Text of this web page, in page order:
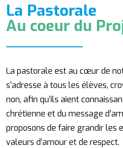
La Pastorale
Au coeur du
La pastorale est au cœur de
s’adresse à tous les élèves,
non, afin qu’ils aient
chrétienne et du message
proposons de faire grandir les
valeurs d’amour et de respect.